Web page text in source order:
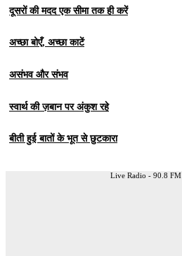
दूसरों की मदद एक सीमा तक ही करें
अच्छा बोएँ, अच्छा काटें
असंभव और संभव
स्वार्थ की ज़बान पर अंकुश रहे
बीती हुई बातों के भूत से छुटकारा
Live Radio - 90.8 FM